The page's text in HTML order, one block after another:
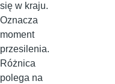
się w kraju.
Oznacza
moment
przesilenia.
Różnica
polega na